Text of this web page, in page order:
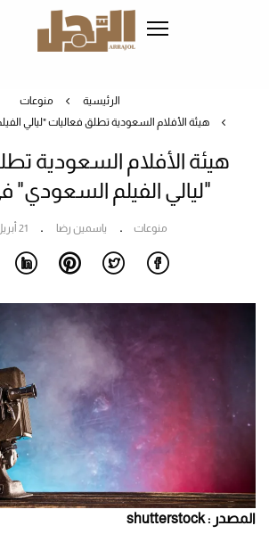
الرئيسية
منوعات
هيئة الأفلام السعودية تطلق فعاليات "ليالي
هيئة الأفلام السعودية
"ليالي الفيلم السعودي"
منوعات ياسمين رضا 21 أبريل 2026
المصدر : shutterstock